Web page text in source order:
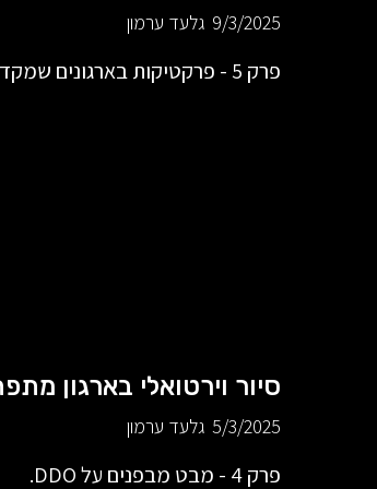
9/3/2025 גלעד ערמון
פרק 5 - פרקטיקות בארגונים שמקדמים התפתחות.
סיור וירטואלי בארגון
5/3/2025 גלעד ערמון
פרק 4 - מבט מבפנים על DDO.